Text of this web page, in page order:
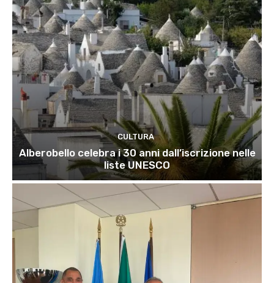
CULTURA
Alberobello celebra i 30 anni dall’iscrizione nelle
liste UNESCO